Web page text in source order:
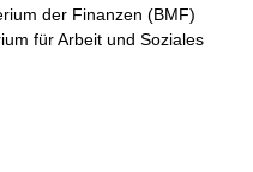
der Finanzen (BMF)
für Arbeit und Soziales